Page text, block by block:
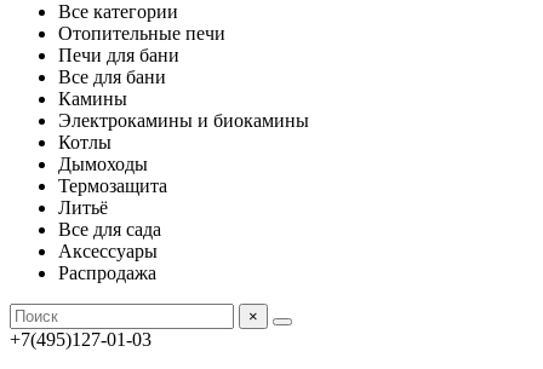
Все категории
Отопительные печи
Печи для бани
Все для бани
Камины
Электрокамины и биокамины
Котлы
Дымоходы
Термозащита
Литьё
Все для сада
Аксессуары
Распродажа
×
+7(495)127-01-03